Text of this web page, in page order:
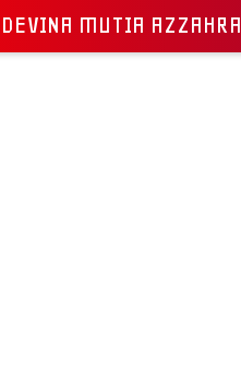
DEVINA MUTIA AZZAHRA